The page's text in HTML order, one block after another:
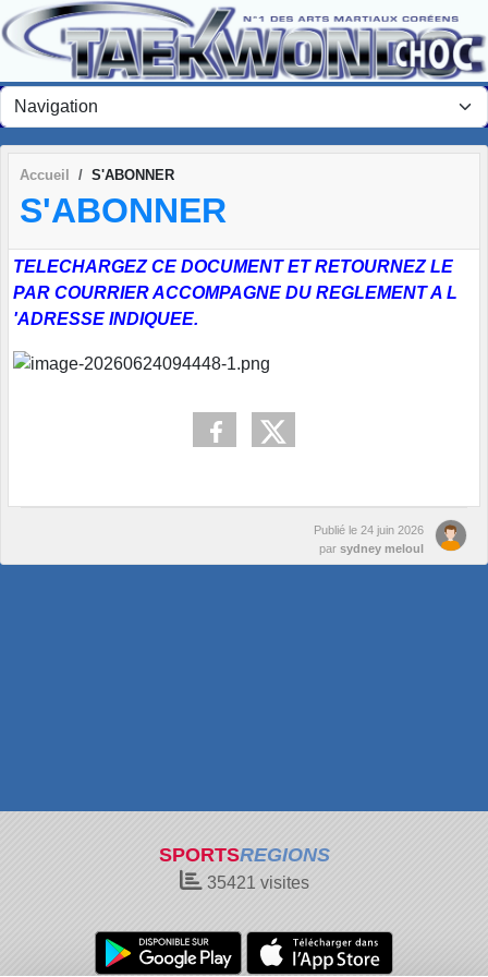
Accueil S'ABONNER
S'ABONNER
TELECHARGEZ CE DOCUMENT ET RETOURNEZ LE
PAR COURRIER ACCOMPAGNE DU REGLEMENT A L
'ADRESSE INDIQUEE.
Publié le 24 juin 2026
par sydney meloul
SPORTSREGIONS
35421 visites
Panneau de gestion des cookies